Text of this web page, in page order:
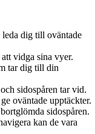
dig till oväntade
vidga sina vyer.
tar dig till din
sidospåren tar vid.
oväntade upptäckter.
sidospåren.
kan de vara